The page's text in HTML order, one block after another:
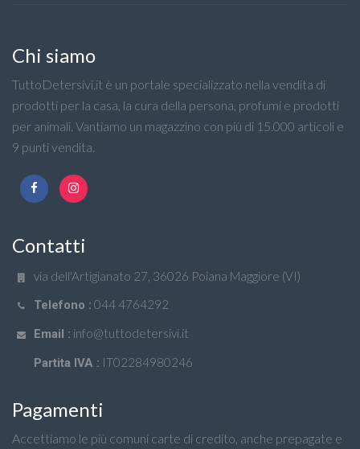
Chi siamo
TuttoDetersivi.it è un portale specializzato nella vendita di
prodotti per la casa, la cura della persona, profumi e prodotti
per animali. Vantiamo un magazzino con più di 15.000 articoli e
9 punti vendita.
Contatti
via dell'Artigianato 27, 36026 Poiana Maggiore (VI)
Telefono : 044 4764292
Email : info@tuttodetersivi.it
Partita IVA : IT02284980246
Pagamenti
Accettiamo le più comuni carte di credito, anche prepagate e